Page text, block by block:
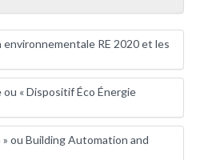
RE 2020 et les
« Dispositif Éco Énergie
ou Building Automation and